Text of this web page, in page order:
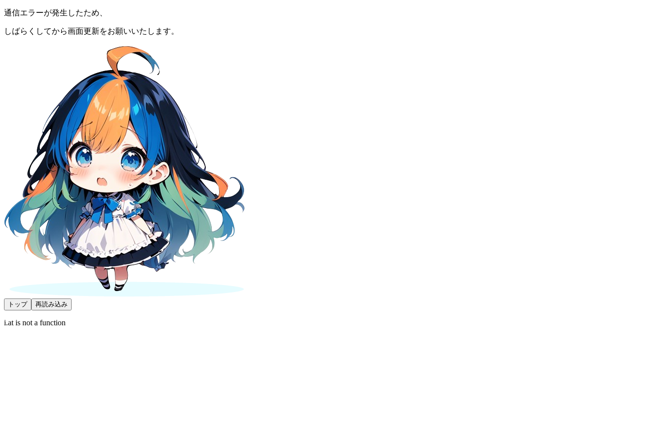
通信エラーが発生したため、
しばらくしてから画面更新をお願いいたします。
トップ 再読み込み
i.at is not a function